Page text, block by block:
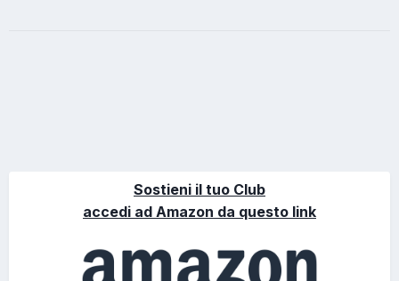
Sostieni il tuo Club
accedi ad Amazon da questo link